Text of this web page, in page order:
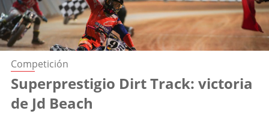
Competición
Superprestigio Dirt Track: victoria
de Jd Beach